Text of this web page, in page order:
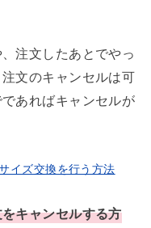
注文したあとでやっ
文のキャンセルは可
あればキャンセルが
イズ交換を行う方法
キャンセルする方